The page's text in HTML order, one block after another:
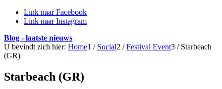
Link naar Facebook
Link naar Instagram
Blog - laatste nieuws
U bevindt zich hier: Home1 / Social2 / Festival Event3 / Starbeach
(GR)
Starbeach (GR)